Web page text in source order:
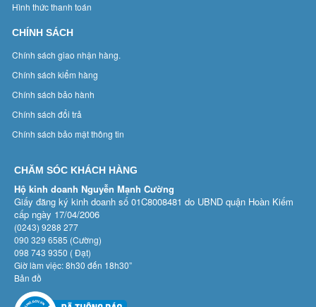
Hình thức thanh toán
CHÍNH SÁCH
Chính sách giao nhận hàng.
Chính sách kiểm hàng
Chính sách bảo hành
Chính sách đổi trả
Chính sách bảo mật thông tin
CHĂM SÓC KHÁCH HÀNG
Hộ kinh doanh Nguyễn Mạnh Cường
Giấy đăng ký kinh doanh số 01C8008481 do UBND quận Hoàn Kiếm
cấp ngày 17/04/2006
(0243) 9288 277
090 329 6585 (Cường)
098 743 9350 ( Đạt)
Giờ làm việc: 8h30 đến 18h30”
Bản đồ